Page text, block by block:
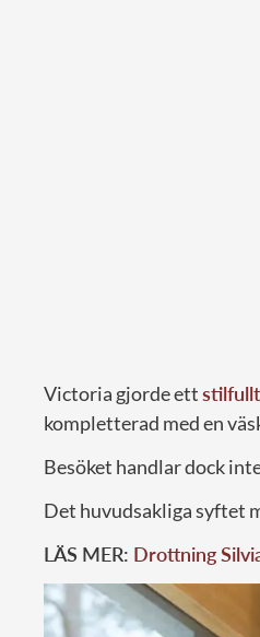
Victoria gjorde ett
kompletterad med en
Besöket handlar dock
Det huvudsakliga syftet
LÄS MER: Drottning